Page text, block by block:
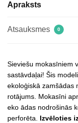
Apraksts
Atsauksmes 0
Sieviešu mokasīniem
sastāvdaļai! Šis
ekoloģiskā zamšādas
rotājums. Mokasīni
eko ādas nodrošinās
perforēta. Izvēloties